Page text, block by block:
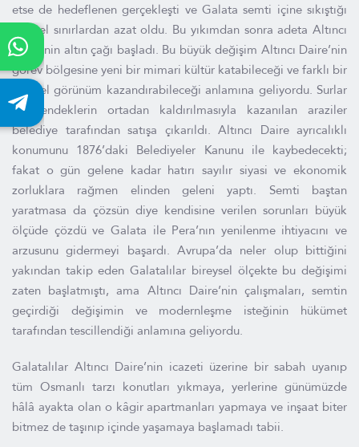
etse de hedeflenen gerçekleşti ve Galata semti içine sıkıştığı
fiziksel sınırlardan azat oldu. Bu yıkımdan sonra adeta Altıncı
Daire’nin altın çağı başladı. Bu büyük değişim Altıncı Daire’nin
görev bölgesine yeni bir mimari kültür katabileceği ve farklı bir
kentsel görünüm kazandırabileceği anlamına geliyordu. Surlar
ve hendeklerin ortadan kaldırılmasıyla kazanılan araziler
belediye tarafından satışa çıkarıldı. Altıncı Daire ayrıcalıklı
konumunu 1876’daki Belediyeler Kanunu ile kaybedecekti;
fakat o gün gelene kadar hatırı sayılır siyasi ve ekonomik
zorluklara rağmen elinden geleni yaptı. Semti baştan
yaratmasa da çözsün diye kendisine verilen sorunları büyük
ölçüde çözdü ve Galata ile Pera’nın yenilenme ihtiyacını ve
arzusunu gidermeyi başardı. Avrupa’da neler olup bittiğini
yakından takip eden Galatalılar bireysel ölçekte bu değişimi
zaten başlatmıştı, ama Altıncı Daire’nin çalışmaları, semtin
geçirdiği değişimin ve modernleşme isteğinin hükümet
tarafından tescillendiği anlamına geliyordu.
Galatalılar Altıncı Daire’nin icazeti üzerine bir sabah uyanıp
tüm Osmanlı tarzı konutları yıkmaya, yerlerine günümüzde
hâlâ ayakta olan o kâgir apartmanları yapmaya ve inşaat biter
bitmez de taşınıp içinde yaşamaya başlamadı tabii.